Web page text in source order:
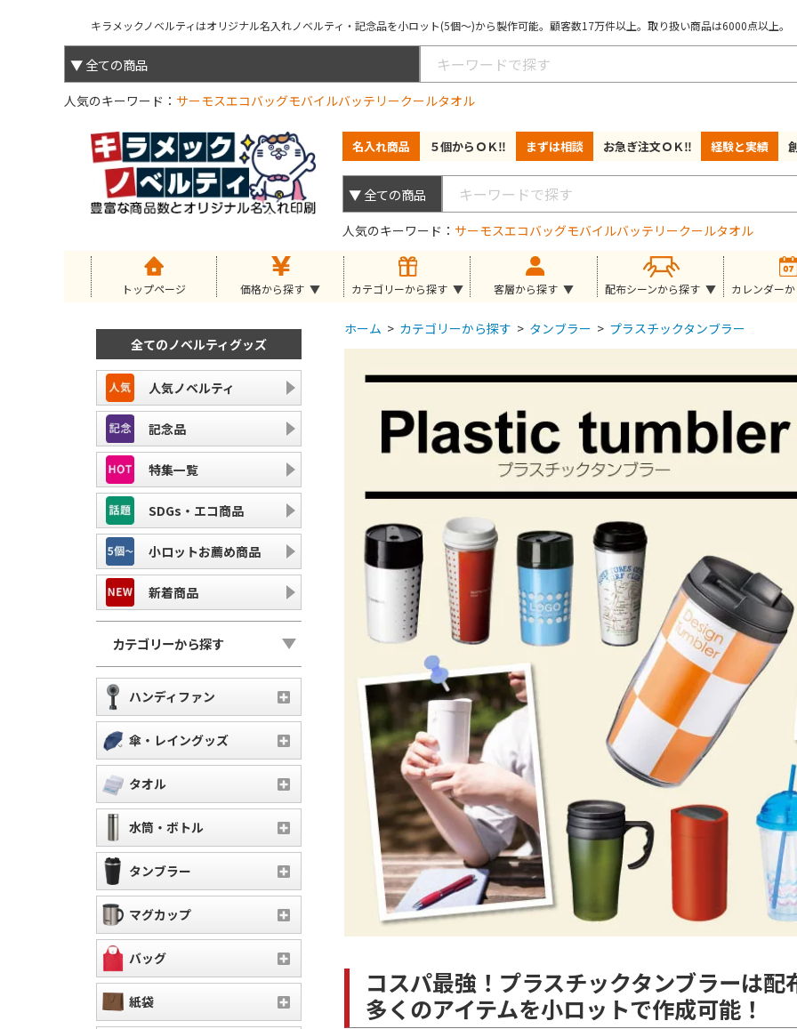
キラメックノベルティはオリジナル名入れノベルティ・記念品を小ロット(5個～)から製作可能。顧客数17万件以上。取り扱い商品は6000点以上。
人気のキーワード サーモスエコバッグモバイルバッテリークールタオル
名入れ商品 ５個からＯＫ‼ まずは相談 お急ぎ注文ＯＫ‼ 経験と実績
人気のキーワード サーモスエコバッグモバイルバッテリークールタオル
トップページ 価格から探す カテゴリーから探す 客層から探す 配布シーンから探す カレンダー
全てのノベルティグッズ
人気ノベルティ
記念品
特集一覧
SDGs・エコ商品
小ロットお薦め商品
新着商品
カテゴリーから探す
ハンディファン
傘・レイングッズ
タオル
水筒・ボトル
タンブラー
マグカップ
バッグ
紙袋
ホーム > カテゴリーから探す > タンブラー > プラスチックタンブラー
コスパ最強！プラスチックタンブラーは配
多くのアイテムを小ロットで作成可能！